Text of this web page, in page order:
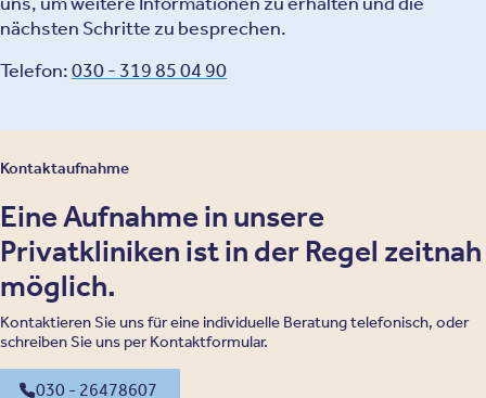
nächsten Schritte zu besprechen.
Telefon:030 - 319 85 04 90
Kontaktaufnahme
Eine Aufnahme in unsere
Privatkliniken ist in der Regel zeitnah
möglich.
Kontaktieren Sie uns für eine individuelle Beratung telefonisch, oder
schreiben Sie uns per Kontaktformular.
030 - 26478607